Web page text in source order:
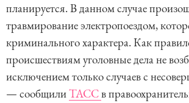
планируется. В данном случае
травмирование электропоездом,
криминального характера. Как
происшествиям уголовные дела не
исключением только случаев с
— сообщилиТАССв